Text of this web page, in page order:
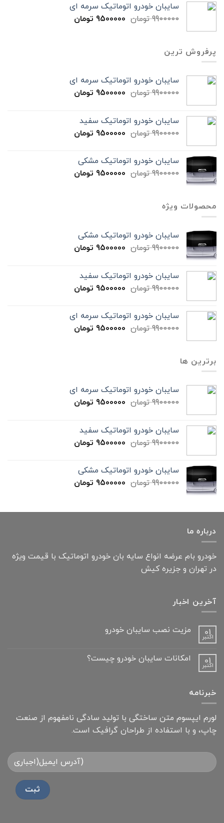
سایبان خودرو اتوماتیک سرمه ای
9900000 تومان 9500000 تومان
پرفروش ترین
سایبان خودرو اتوماتیک سرمه ای
9900000 تومان 9500000 تومان
سایبان خودرو اتوماتیک سفید
9900000 تومان 9500000 تومان
سایبان خودرو اتوماتیک مشکی
9900000 تومان 9500000 تومان
محصولات ویژه
سایبان خودرو اتوماتیک مشکی
9900000 تومان 9500000 تومان
سایبان خودرو اتوماتیک سفید
9900000 تومان 9500000 تومان
سایبان خودرو اتوماتیک سرمه ای
9900000 تومان 9500000 تومان
برترین ها
سایبان خودرو اتوماتیک سرمه ای
9900000 تومان 9500000 تومان
سایبان خودرو اتوماتیک سفید
9900000 تومان 9500000 تومان
سایبان خودرو اتوماتیک مشکی
9900000 تومان 9500000 تومان
درباره ما
خودرو بام عرضه انواع سایه بان خودرو اتوماتیک با قیمت ویژه
در تهران و جزیره کیش
آخرین اخبار
01
اکتبر
مزیت نصب سایبان خودرو
01
اکتبر
امکانات سایبان خودرو چیست؟
خبرنامه
لورم ایپسوم متن ساختگی با تولید سادگی نامفهوم از صنعت
چاپ، و با استفاده از طراحان گرافیک است.